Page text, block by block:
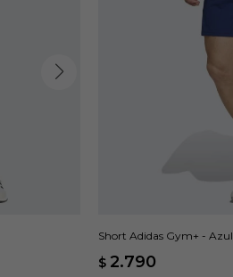
Short Adidas Gym+ - Azul
$ 2.790